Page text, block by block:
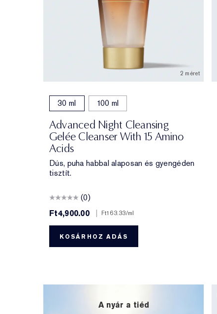
2 méret
30 ml 100 ml
Advanced Night Cleansing
Gelée Cleanser With 15 Amino
Acids
Dús, puha habbal alaposan és gyengéden
tisztít.
(0)
Ft4,900.00
Ft163.33/ml
KOSÁRHOZ ADÁS
A nyár a tiéd